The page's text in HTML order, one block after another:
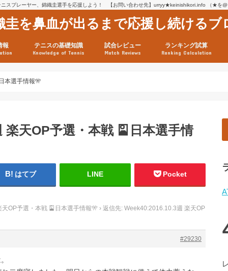
ニスプレーヤー、錦織圭選手を応援しよう！ 【お問い合わせ先】urryy★keinishikori.info （★を@
圭を鼻血が出るまで応援し続けるブ
報 テニスの基礎知識
Knowledge of Tennis
試合レビュー
Match Reviews
ランキング試算
Ranking Calculation
本選手情報🎌
天OP予選・本戦 🎴日本選手情
はてブ LINE Pocket
OP予選・本戦 🎴日本選手情報🎌 › 返信先: Week40:2016.10.3週 楽天OP
#29230